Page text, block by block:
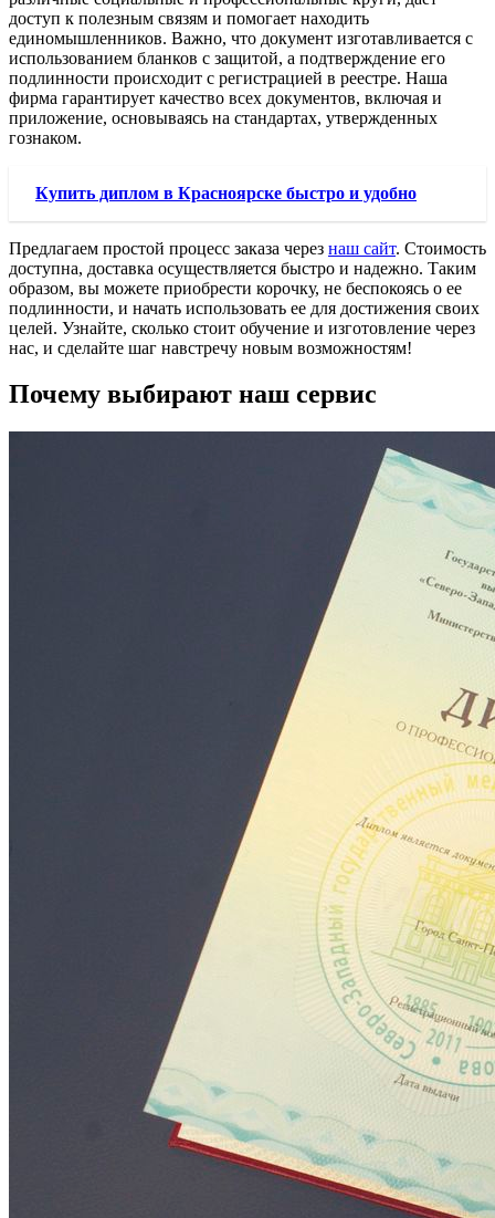
доступ к полезным связям и помогает находить
единомышленников. Важно, что документ изготавливается с
использованием бланков с защитой, а подтверждение его
подлинности происходит с регистрацией в реестре. Наша
фирма гарантирует качество всех документов, включая и
приложение, основываясь на стандартах, утвержденных
гознаком.
Купить диплом в Красноярске быстро и удобно
Предлагаем простой процесс заказа через наш сайт. Стоимость
доступна, доставка осуществляется быстро и надежно. Таким
образом, вы можете приобрести корочку, не беспокоясь о ее
подлинности, и начать использовать ее для достижения своих
целей. Узнайте, сколько стоит обучение и изготовление через
нас, и сделайте шаг навстречу новым возможностям!
Почему выбирают наш сервис